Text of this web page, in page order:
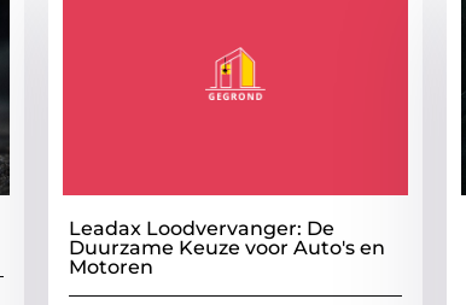
Leadax Loodvervanger: De
Duurzame Keuze voor Auto's en
Motoren